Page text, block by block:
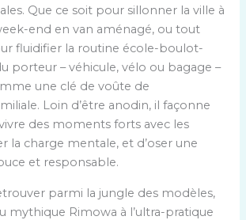
Que ce soit pour sillonner la ville à
end en van aménagé, ou tout
fluidifier la routine école-boulot-
porteur – véhicule, vélo ou bagage –
une clé de voûte de
Loin d’être anodin, il façonne
des moments forts avec les
la charge mentale, et d’oser une
et responsable.
parmi la jungle des modèles,
mythique Rimowa à l’ultra-pratique